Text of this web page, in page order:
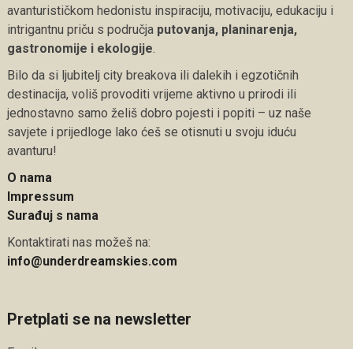
avanturističkom hedonistu inspiraciju, motivaciju, edukaciju i
intrigantnu priču s područja putovanja, planinarenja,
gastronomije i ekologije.
Bilo da si ljubitelj city breakova ili dalekih i egzotičnih
destinacija, voliš provoditi vrijeme aktivno u prirodi ili
jednostavno samo želiš dobro pojesti i popiti – uz naše
savjete i prijedloge lako ćeš se otisnuti u svoju iduću
avanturu!
O nama
Impressum
Surađuj s nama
Kontaktirati nas možeš na:
info@underdreamskies.com
Pretplati se na newsletter